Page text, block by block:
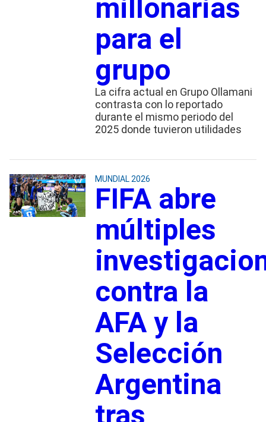
millonarias
para el
grupo
La cifra actual en Grupo Ollamani
contrasta con lo reportado
durante el mismo periodo del
2025 donde tuvieron utilidades
MUNDIAL 2026
FIFA abre
múltiples
contra la
AFA y la
Selección
Argentina
tras